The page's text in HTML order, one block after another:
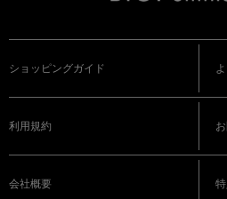
ショッピングガイド
利用規約
会社概要